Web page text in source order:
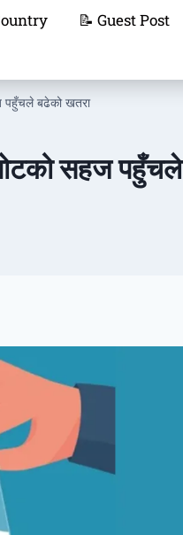
📝 Guest Post
पहुँचले बढेको खतरा
सहज पहुँचले